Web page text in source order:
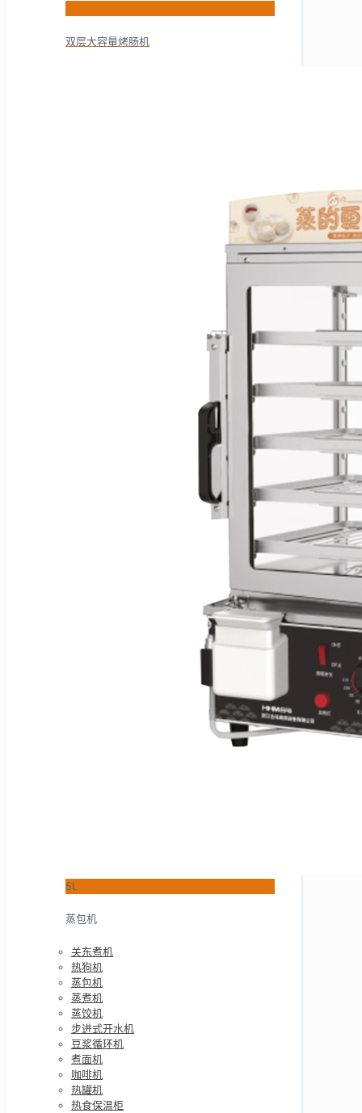
双层大容量烤肠机
5L
蒸包机
关东煮机
热狗机
蒸包机
蒸煮机
蒸饺机
步进式开水机
豆浆循环机
煮面机
咖啡机
热罐机
热食保温柜